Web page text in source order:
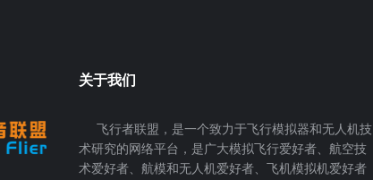
关于我们
飞行者联盟，是一个致力于飞行模拟器和无人机技
术研究的网络平台，是广大模拟飞行爱好者、航空技
术爱好者、航模和无人机爱好者、飞机模拟机爱好者